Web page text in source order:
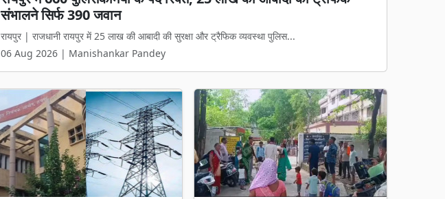
संभालने सिर्फ 390 जवान
रायपुर | राजधानी रायपुर में 25 लाख की आबादी की सुरक्षा और ट्रैफिक व्यवस्था पुलिस...
06 Aug 2026 | Manishankar Pandey